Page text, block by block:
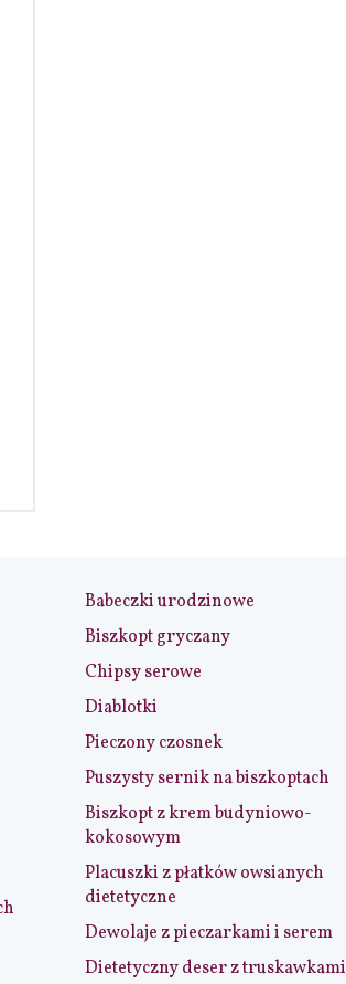
Babeczki urodzinowe
Biszkopt gryczany
Chipsy serowe
Diablotki
Pieczony czosnek
Puszysty sernik na biszkoptach
Biszkopt z krem budyniowo-
kokosowym
Placuszki z płatków owsianych
dietetyczne
Dewolaje z pieczarkami i serem
Dietetyczny deser z truskawkami